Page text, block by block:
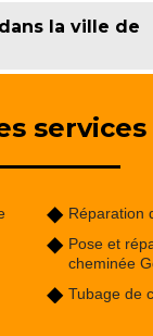
la ville de
services
Réparation
Pose et
cheminée
Tubage de